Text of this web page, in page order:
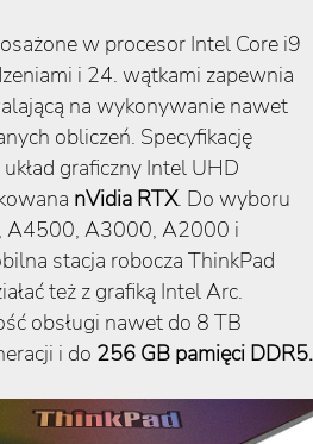
w procesor Intel Core i9
i 24. wątkami zapewnia
na wykonywanie nawet
obliczeń. Specyfikację
graficzny Intel UHD
nVidia RTX. Do wyboru
A4500, A3000, A2000 i
stacja robocza ThinkPad
też z grafiką Intel Arc.
obsługi nawet do 8 TB
i do 256 GB pamięci DDR5.